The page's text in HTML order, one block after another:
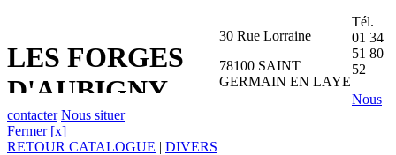
LES FORGES
D'AUBIGNY
30 Rue Lorraine
78100 SAINT
GERMAIN EN LAYE
Tél.
01 34
51 80
52
Nous
contacter Nous situer
Fermer [x]
RETOUR CATALOGUE | DIVERS